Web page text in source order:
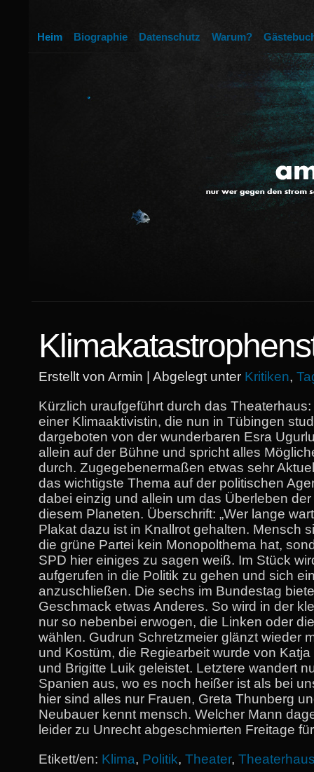
Heim Biographie Datenschutz Warum?
Erstellt von Armin | Abgelegt unter Kritiken,
Kürzlich uraufgeführt durch das
einer Klimaaktivistin, die nun in Tübingen
dargeboten von der wunderbaren Esra
allein auf der Bühne und spricht alles
durch. Zugegebenermaßen etwas sehr
das wichtigste Thema auf der politischen
dabei einzig und allein um das Überleben
diesem Planeten. Überschrift: „Wer lange
Plakat dazu ist in Knallrot gehalten. Mensch
die grüne Partei kein Monopolthema hat,
SPD hier einiges zu sagen weiß. Im Stück
aufgerufen in die Politik zu gehen und sich
anzuschließen. Die sechs im Bundestag
Geschmack etwas Anderes. So wird in der
nur so nebenbei erwogen, die Linken oder
wählen. Gudrun Schretzmeier glänzt wieder
und Kostüm, die Regiearbeit wurde von
und Brigitte Luik geleistet. Letztere wandert
Spanien aus, wo es noch heißer ist als bei
hier sind alles nur Frauen, Greta Thunberg
Neubauer kennt mensch. Welcher Mann
leider zu Unrecht abgeschmierten Freitage
Etikett/en: Klima, Politik, Theater,